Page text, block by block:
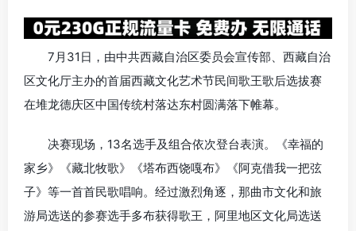
7月31日，由中共西藏自治区委员会宣传部、西藏自治
区文化厅主办的首届西藏文化艺术节民间歌王歌后选拔赛
在堆龙德庆区中国传统村落达东村圆满落下帷幕。
决赛现场，13名选手及组合依次登台表演。《幸福的
家乡》《藏北牧歌》《塔布西饶嘎布》《阿克借我一把弦
子》等一首首民歌唱响。经过激烈角逐，那曲市文化和旅
游局选送的参赛选手多布获得歌王，阿里地区文化局选送